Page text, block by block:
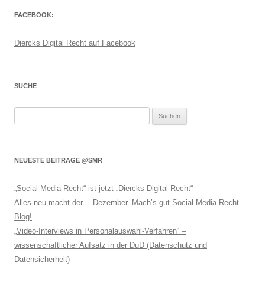
FACEBOOK:
Diercks Digital Recht auf Facebook
SUCHE
NEUESTE BEITRÄGE @SMR
„Social Media Recht“ ist jetzt „Diercks Digital Recht“
Alles neu macht der… Dezember. Mach’s gut Social Media Recht
Blog!
„Video-Interviews in Personalauswahl-Verfahren“ –
wissenschaftlicher Aufsatz in der DuD (Datenschutz und
Datensicherheit)